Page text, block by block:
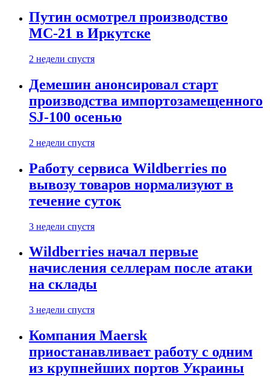
Путин осмотрел производство
МС-21 в Иркутске
2 недели спустя
Демешин анонсировал старт
производства импортозамещенного
SJ-100 осенью
2 недели спустя
Работу сервиса Wildberries по
вывозу товаров нормализуют в
течение суток
3 недели спустя
Wildberries начал первые
начисления селлерам после атаки
на склады
3 недели спустя
Компания Maersk
приостанавливает работу с одним
из крупнейших портов Украины